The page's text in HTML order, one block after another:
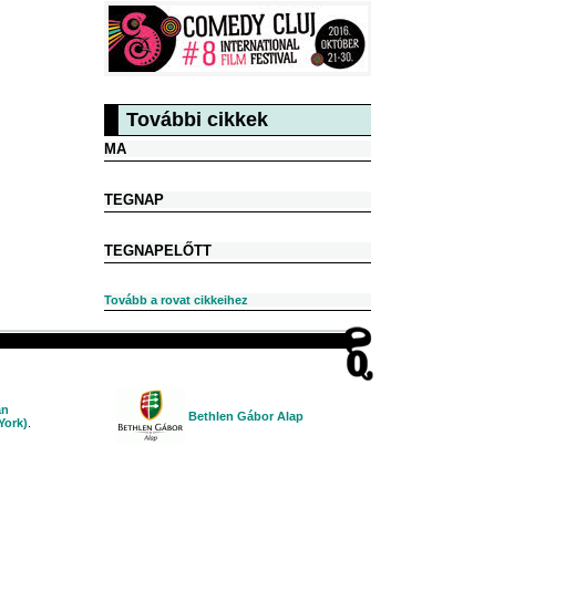
További cikkek
MA
TEGNAP
TEGNAPELŐTT
Tovább a rovat cikkeihez
Bethlen Gábor Alap